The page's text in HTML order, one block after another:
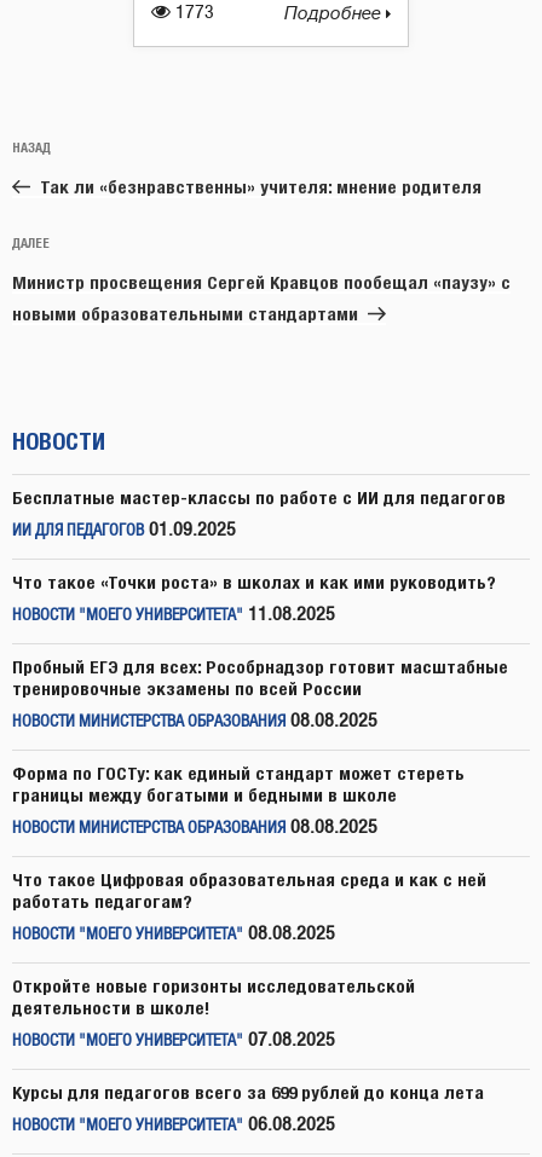
1773 Подробнее
по
записям
Предыдущая
запись:
НАЗАД
Так ли «безнравственны» учителя: мнение родителя
Следующая
запись
ДАЛЕЕ
Министр просвещения Сергей Кравцов пообещал «паузу» с
новыми образовательными стандартами
НОВОСТИ
Бесплатные мастер-классы по работе с ИИ для педагогов
ИИ ДЛЯ ПЕДАГОГОВ 01.09.2025
Что такое «Точки роста» в школах и как ими руководить?
НОВОСТИ "МОЕГО УНИВЕРСИТЕТА" 11.08.2025
Пробный ЕГЭ для всех: Рособрнадзор готовит масштабные
тренировочные экзамены по всей России
НОВОСТИ МИНИСТЕРСТВА ОБРАЗОВАНИЯ 08.08.2025
Форма по ГОСТу: как единый стандарт может стереть
границы между богатыми и бедными в школе
НОВОСТИ МИНИСТЕРСТВА ОБРАЗОВАНИЯ 08.08.2025
Что такое Цифровая образовательная среда и как с ней
работать педагогам?
НОВОСТИ "МОЕГО УНИВЕРСИТЕТА" 08.08.2025
Откройте новые горизонты исследовательской
деятельности в школе!
НОВОСТИ "МОЕГО УНИВЕРСИТЕТА" 07.08.2025
Курсы для педагогов всего за 699 рублей до конца лета
НОВОСТИ "МОЕГО УНИВЕРСИТЕТА" 06.08.2025